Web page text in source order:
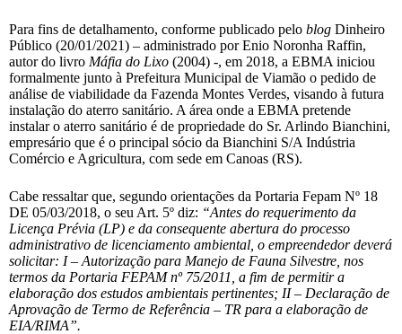
Para fins de detalhamento, conforme publicado pelo blog Dinheiro
Público (20/01/2021) – administrado por Enio Noronha Raffin,
autor do livro Máfia do Lixo (2004) -, em 2018, a EBMA iniciou
formalmente junto à Prefeitura Municipal de Viamão o pedido de
análise de viabilidade da Fazenda Montes Verdes, visando à futura
instalação do aterro sanitário. A área onde a EBMA pretende
instalar o aterro sanitário é de propriedade do Sr. Arlindo Bianchini,
empresário que é o principal sócio da Bianchini S/A Indústria
Comércio e Agricultura, com sede em Canoas (RS).
Cabe ressaltar que, segundo orientações da Portaria Fepam Nº 18
DE 05/03/2018, o seu Art. 5º diz: “Antes do requerimento da
Licença Prévia (LP) e da consequente abertura do processo
administrativo de licenciamento ambiental, o empreendedor deverá
solicitar: I – Autorização para Manejo de Fauna Silvestre, nos
termos da Portaria FEPAM nº 75/2011, a fim de permitir a
elaboração dos estudos ambientais pertinentes; II – Declaração de
Aprovação de Termo de Referência – TR para a elaboração de
EIA/RIMA”.